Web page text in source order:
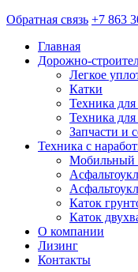
Обратная связь +7 863
Главная
Дорожно-
Легкое
Катки
Техника
Техника
Запчасти и
Техника с
Мобильный
Каток
Каток
О компании
Лизинг
Контакты